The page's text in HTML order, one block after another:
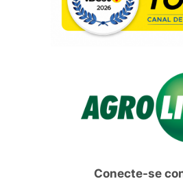
Conecte-se